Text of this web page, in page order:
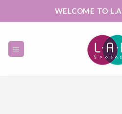
WELCOME TO